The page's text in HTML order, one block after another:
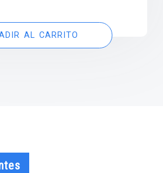
AL CARRITO